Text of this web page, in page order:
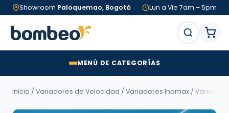
Showroom Paloquemao, Bogotá Lun a Vie 7am – 5pm
MENÚ DE CATEGORÍAS
Inicio / Variadores de Velocidad / Variadores Inomax /